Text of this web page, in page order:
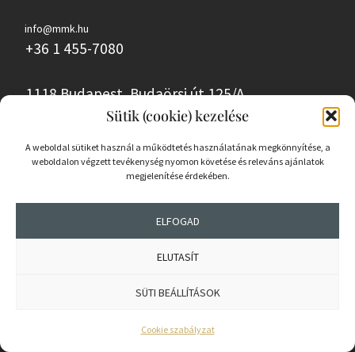
Sütik (cookie) kezelése
A weboldal sütiket használ a működtetés használatának megkönnyítése, a
weboldalon végzett tevékenység nyomon követése és releváns ajánlatok
megjelenítése érdekében.
ELFOGAD
ELUTASÍT
SÜTI BEÁLLÍTÁSOK
Cookie szabályzat
info@mmk.hu
+36 1 455-7080
1118 Budapest, Budaörsi út 125/A.
KÖZÉRDEKŰ ADATOK